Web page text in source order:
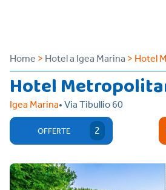
Home > Hotel a Igea Marina > Hotel
Hotel
Igea Marina• Via Tibullio 60
OFFERTE 2